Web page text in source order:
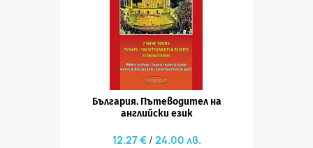
България. Пътеводител на
английски език
12.27 € 24.00 лв.